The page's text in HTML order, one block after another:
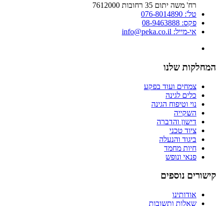
רח' משה יתום 35 רחובות 7612000
טל': 076-8014890
פקס: 08-9463888
אי-מייל: info@peka.co.il
המחלקות שלנו
צמחים ועוד בפקע
כלים לגינה
נוי וטיפוח הגינה
השקייה
דישון והדברה
ציוד טכני
ביגוד והנעלה
חיות מחמד
פנאי ונופש
קישורים נוספים
אודותינו
שאלות ותשובות